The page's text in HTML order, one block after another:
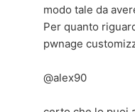
modo tale da
Per quanto
pwnage
@alex90